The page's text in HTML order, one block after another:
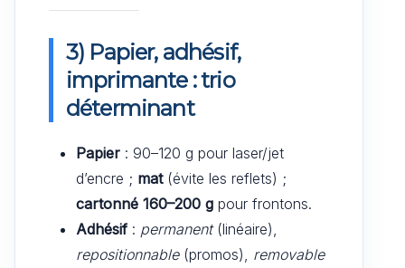
3) Papier, adhésif,
imprimante : trio
déterminant
Papier : 90–120 g pour laser/jet
d’encre ; mat(évite les reflets) ;
cartonné 160–200 g pour frontons.
Adhésif : permanent(linéaire),
repositionnable(promos), removable